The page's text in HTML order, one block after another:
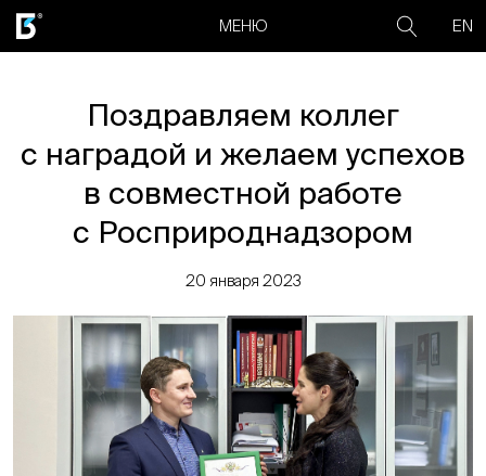
МЕНЮ EN
Поздравляем коллег
с наградой и желаем успехов
в совместной работе
с Росприроднадзором
20 января 2023